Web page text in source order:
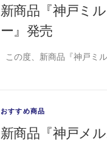
新商品『神戸ミ
ー』発売
この度、新商品『神戸ミ
おすすめ商品
新商品『神戸メ